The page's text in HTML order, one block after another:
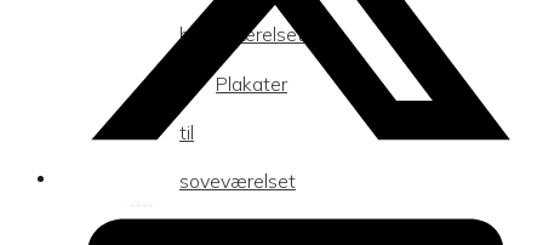
børneværelset
Plakater
til
soveværelset